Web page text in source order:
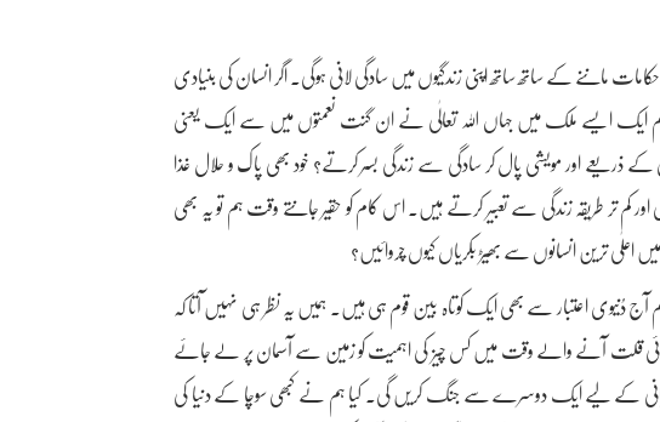
ماننے کے ساتھ ساتھ اپنی زندگیوں میں سادگی لانی ہوگی۔ اگر انسان کی بنیادی
ہم ایک ایسے ملک میں جہاں اللہ تعالٰی نے ان گنت نعمتوں میں سے ایک یعنی
اور مویشی پال کر سادگی سے زندگی بسر کرتے؟ خود بھی پاک و حلال غذا
اور کم تر طریقہ زندگی سے تعبیر کرتے ہیں۔ اس کام کو حقیر جانتے وقت ہم تو یہ بھی
میں اعلٰی ترین انسانوں سے بھیڑ بکریاں کیوں چروائیں؟
آج دُنیوی اعتبار سے بھی ایک کوتاہ بین قوم ہی ہیں۔ ہمیں یہ نظر ہی نہیں آتا کہ
غذائی قلت آنے والے وقت میں کس چیز کی اہمیت کو زمین سے آسمان پر لے جائے
پانی کے لیے ایک دوسرے سے جنگ کریں گی۔ کیا ہم نے کبھی سوچا کے دنیا کی